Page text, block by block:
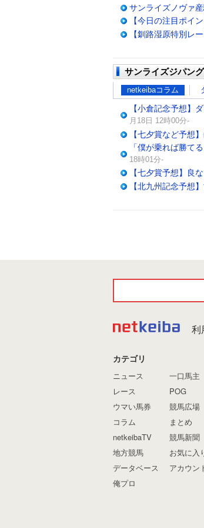
サンライズノヴァ
【今日の注目ポイ
【釧路湿原特別レ
サンライズジパン
netkeibaコラム
【小倉記念予想】
月18日 12時00分-
【七夕賞など予想
「僕が乗れば勝て
18時01分-
【七夕賞予想】良
【北九州記念予想
利
カテゴリ
ニュース
レース
ウマい馬券
コラム
netkeibaTV
地方競馬
データベース
俺プロ
一口馬主
POG
競馬広場
まとめ
競馬新聞
お気に入
アカウン